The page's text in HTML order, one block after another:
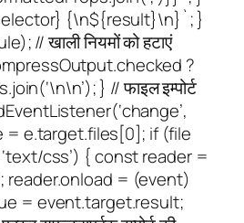
{\n${result}\n}`; }
// खाली नियमों को हटाएं
?
} // फाइल इम्पोर्ट
= e.target.files[0]; if (file
css’) { const reader =
reader.onload = (event)
= event.target.result;